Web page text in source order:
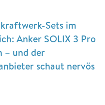
Sets im
Anker SOLIX 3 Pro
und der
schaut nervös